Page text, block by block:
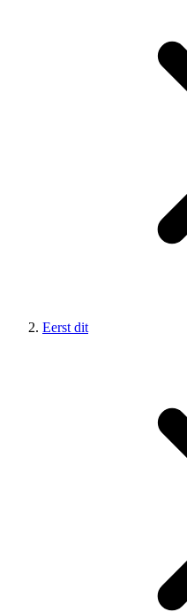
Eerst dit